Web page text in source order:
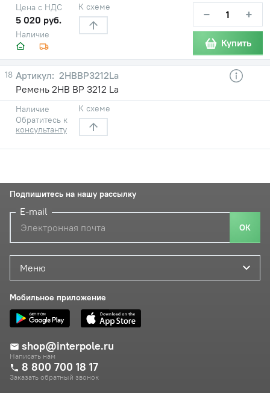
Наличие
Цена с НДС
5 020 руб.
К схеме − +
Купить
18
2HBВР3212La
Ремень 2HB ВР 3212 La
Наличие
Обратитесь к
консультанту
К схеме
Меню
Мобильное приложение
shop@interpole.ru
Написать нам
8 800 700 18 17
Заказать обратный звонок
Подпишитесь на нашу рассылку
E-mail
ОК